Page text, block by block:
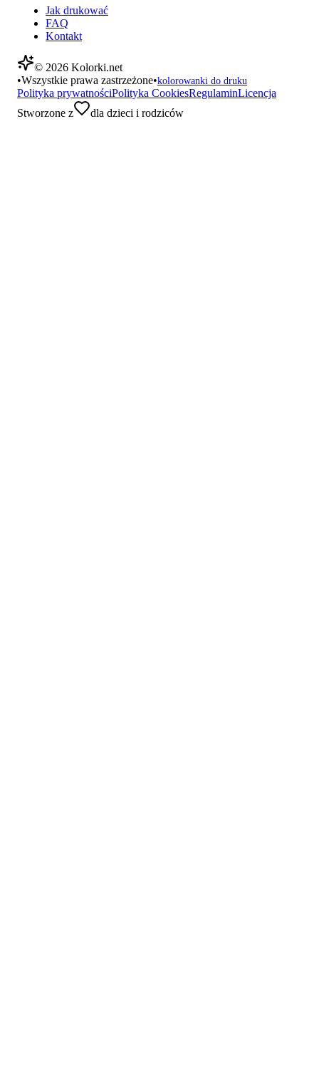
Jak drukować
FAQ
Kontakt
© 2026 Kolorki.net
•Wszystkie prawa zastrzeżone•kolorowanki do druku
Polityka prywatnościPolityka CookiesRegulaminLicencja
Stworzone z
dla dzieci i rodziców